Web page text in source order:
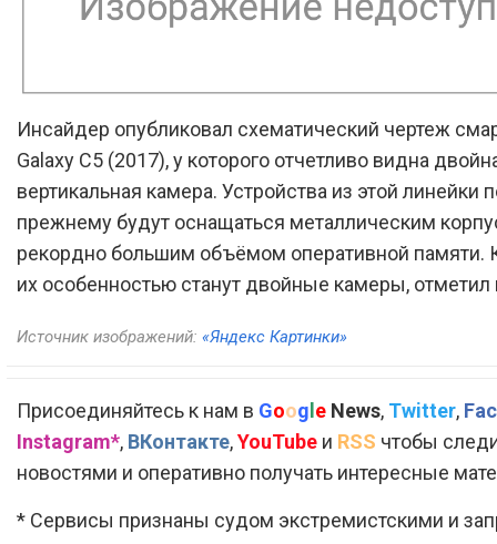
Инсайдер опубликовал схематический чертеж
Galaxy C5 (2017), у которого отчетливо видна
вертикальная камера. Устройства из этой линейки
прежнему будут оснащаться металлическим
рекордно большим объёмом оперативной памяти.
их особенностью станут двойные камеры, отметил
Источник изображений: «Яндекс Картинки»
Присоединяйтесь к нам в Google News, Twitter,
Instagram*, ВКонтакте,YouTube и RSS чтобы
новостями и оперативно получать интересные
* Сервисы признаны судом экстремистскими и